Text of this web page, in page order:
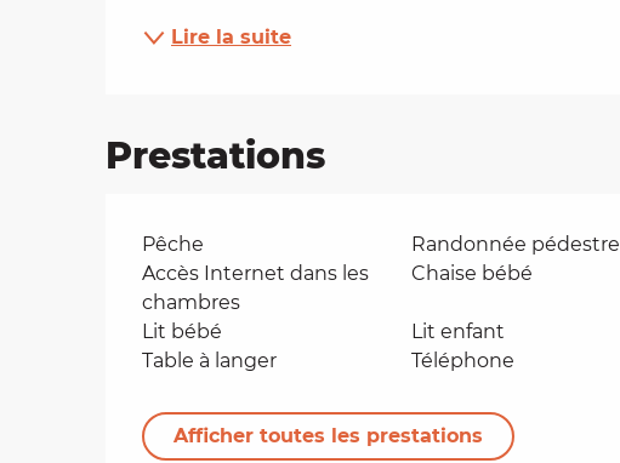
Lire la suite
Prestations
Pêche Randonnée pédestre
Accès Internet dans les
chambres
Chaise bébé
Lit bébé Lit enfant
Table à langer
Téléphone
Afficher toutes les prestations